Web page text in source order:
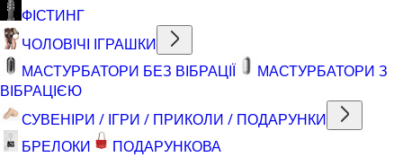
ФІСТИНГ
ЧОЛОВІЧІ ІГРАШКИ
МАСТУРБАТОРИ БЕЗ ВІБРАЦІЇ
МАСТУРБАТОРИ З
ВІБРАЦІЄЮ
СУВЕНІРИ / ІГРИ / ПРИКОЛИ / ПОДАРУНКИ
БРЕЛОКИ
ПОДАРУНКОВА